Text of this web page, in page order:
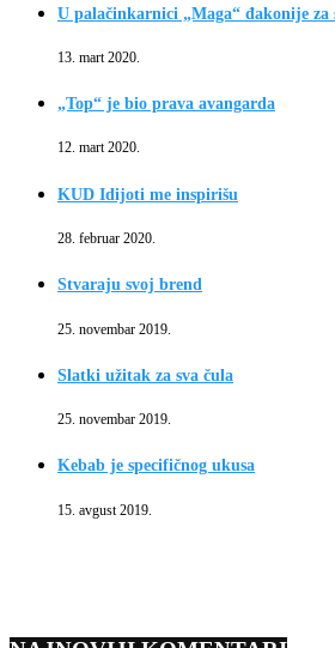
U palačinkarnici „Maga“ đakonije za
13. mart 2020.
„Top“ je bio prava avangarda
12. mart 2020.
KUD Idijoti me inspirišu
28. februar 2020.
Stvaraju svoj brend
25. novembar 2019.
Slatki užitak za sva čula
25. novembar 2019.
Kebab je specifičnog ukusa
15. avgust 2019.